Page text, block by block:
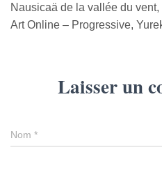
Nausicaä de la vallée du
Art Online – Progressive,
Laisser un
Nom *